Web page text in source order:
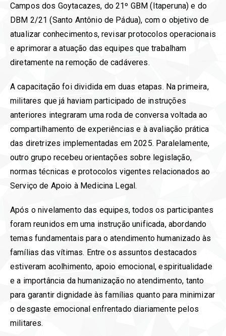
Campos dos Goytacazes, do 21º GBM (Itaperuna) e do
DBM 2/21 (Santo Antônio de Pádua), com o objetivo de
atualizar conhecimentos, revisar protocolos operacionais
e aprimorar a atuação das equipes que trabalham
diretamente na remoção de cadáveres.
A capacitação foi dividida em duas etapas. Na primeira,
militares que já haviam participado de instruções
anteriores integraram uma roda de conversa voltada ao
compartilhamento de experiências e à avaliação prática
das diretrizes implementadas em 2025. Paralelamente,
outro grupo recebeu orientações sobre legislação,
normas técnicas e protocolos vigentes relacionados ao
Serviço de Apoio à Medicina Legal.
Após o nivelamento das equipes, todos os participantes
foram reunidos em uma instrução unificada, abordando
temas fundamentais para o atendimento humanizado às
famílias das vítimas. Entre os assuntos destacados
estiveram acolhimento, apoio emocional, espiritualidade
e a importância da humanização no atendimento, tanto
para garantir dignidade às famílias quanto para minimizar
o desgaste emocional enfrentado diariamente pelos
militares.